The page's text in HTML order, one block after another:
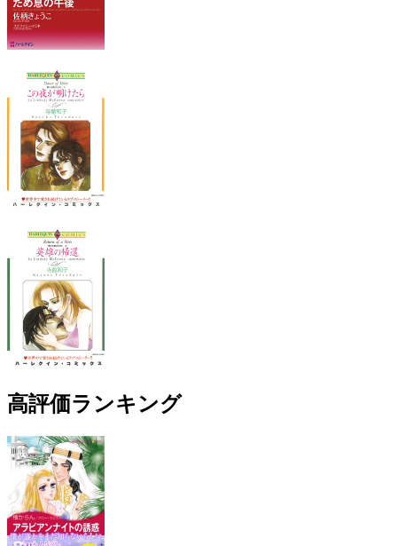
高評価ランキング